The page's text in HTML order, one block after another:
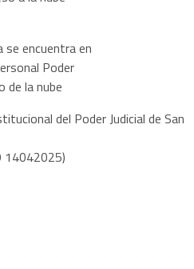
se encuentra en
Poder
de la nube
del Poder Judicial de San
14042025)